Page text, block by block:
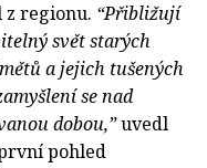
z regionu. “Přibližují
svět starých
a jejich tušených
se nad
dobou,”uvedl
pohled